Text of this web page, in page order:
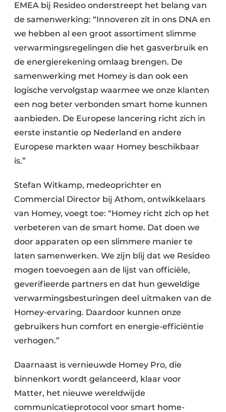
EMEA bij Resideo onderstreept het belang van
de samenwerking: “Innoveren zit in ons DNA en
we hebben al een groot assortiment slimme
verwarmingsregelingen die het gasverbruik en
de energierekening omlaag brengen. De
samenwerking met Homey is dan ook een
logische vervolgstap waarmee we onze klanten
een nog beter verbonden smart home kunnen
aanbieden. De Europese lancering richt zich in
eerste instantie op Nederland en andere
Europese markten waar Homey beschikbaar
is.”
Stefan Witkamp, medeoprichter en
Commercial Director bij Athom, ontwikkelaars
van Homey, voegt toe: “Homey richt zich op het
verbeteren van de smart home. Dat doen we
door apparaten op een slimmere manier te
laten samenwerken. We zijn blij dat we Resideo
mogen toevoegen aan de lijst van officiële,
geverifieerde partners en dat hun geweldige
verwarmingsbesturingen deel uitmaken van de
Homey-ervaring. Daardoor kunnen onze
gebruikers hun comfort en energie-efficiëntie
verhogen.”
Daarnaast is vernieuwde Homey Pro, die
binnenkort wordt gelanceerd, klaar voor
Matter, het nieuwe wereldwijde
communicatieprotocol voor smart home-